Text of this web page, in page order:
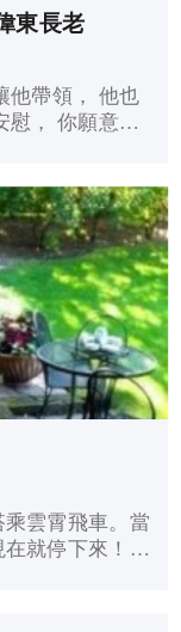
東長老
他帶領， 他也
慰， 你願意常
雲霄飛車。當
就停下來！我